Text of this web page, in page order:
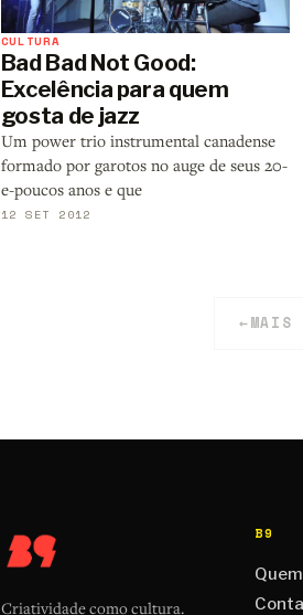
CULTURA
Bad Bad Not Good:
Excelência para quem
gosta de jazz
Um power trio instrumental canadense
formado por garotos no auge de seus 20-
e-poucos anos e que
12 SET 2012
←MAIS
Criatividade como cultura.
B9